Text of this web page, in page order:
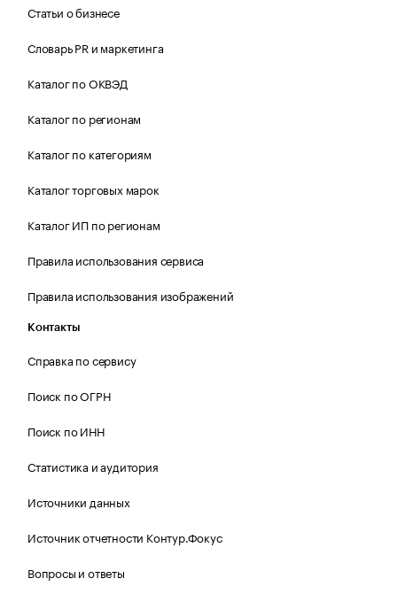
Статьи о бизнесе
Словарь PR и маркетинга
Каталог по ОКВЭД
Каталог по регионам
Каталог по категориям
Каталог торговых марок
Каталог ИП по регионам
Правила использования сервиса
Правила использования изображений
Контакты
Справка по сервису
Поиск по ОГРН
Поиск по ИНН
Статистика и аудитория
Источники данных
Источник отчетности Контур.Фокус
Вопросы и ответы